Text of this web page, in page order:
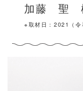
加藤 聖
※取材日：2021（